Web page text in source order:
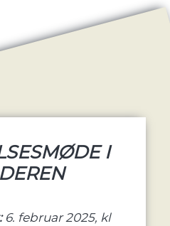
I
6. februar 2025, kl